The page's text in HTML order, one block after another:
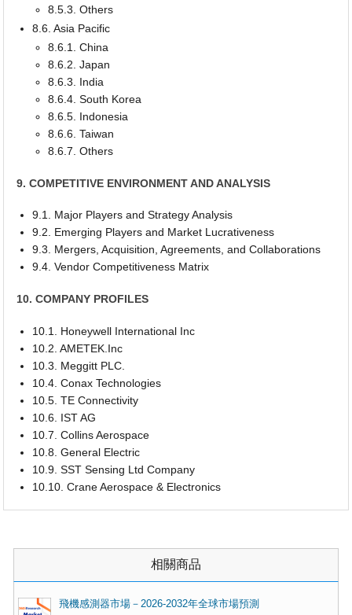
8.5.3. Others
8.6. Asia Pacific
8.6.1. China
8.6.2. Japan
8.6.3. India
8.6.4. South Korea
8.6.5. Indonesia
8.6.6. Taiwan
8.6.7. Others
9. COMPETITIVE ENVIRONMENT AND ANALYSIS
9.1. Major Players and Strategy Analysis
9.2. Emerging Players and Market Lucrativeness
9.3. Mergers, Acquisition, Agreements, and Collaborations
9.4. Vendor Competitiveness Matrix
10. COMPANY PROFILES
10.1. Honeywell International Inc
10.2. AMETEK.Inc
10.3. Meggitt PLC.
10.4. Conax Technologies
10.5. TE Connectivity
10.6. IST AG
10.7. Collins Aerospace
10.8. General Electric
10.9. SST Sensing Ltd Company
10.10. Crane Aerospace & Electronics
相關商品
飛機感測器市場－2026-2032年全球市場預測